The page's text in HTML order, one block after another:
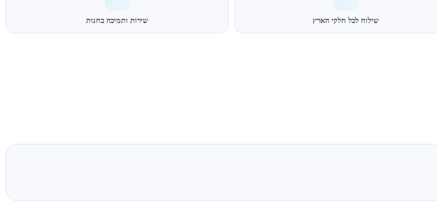
שילוח לכל חלקי הארץ שירות ותמיכה בחנות